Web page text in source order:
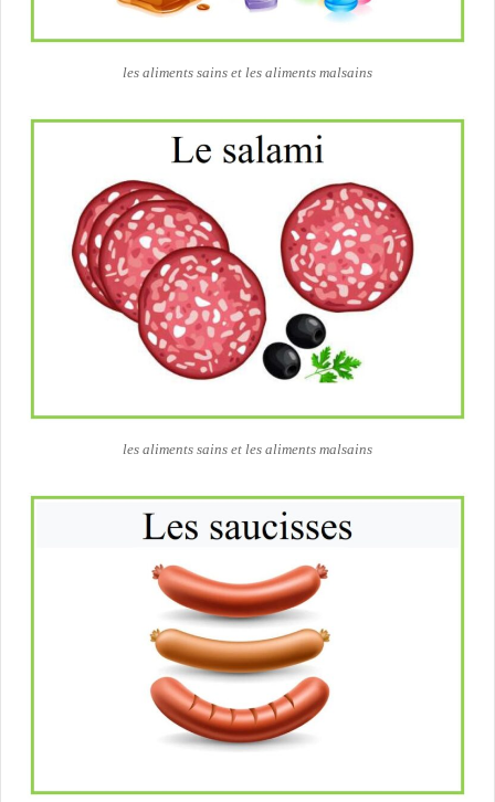
les aliments sains et les aliments malsains
les aliments sains et les aliments malsains